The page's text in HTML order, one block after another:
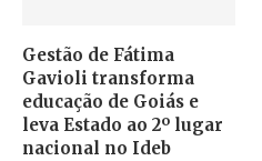
Gestão de Fátima
Gavioli transforma
educação de Goiás e
leva Estado ao 2º lugar
nacional no Ideb